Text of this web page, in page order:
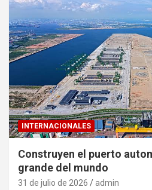
INTERNACIONALES
Construyen el puerto
grande del mundo
31 de julio de 2026 admin